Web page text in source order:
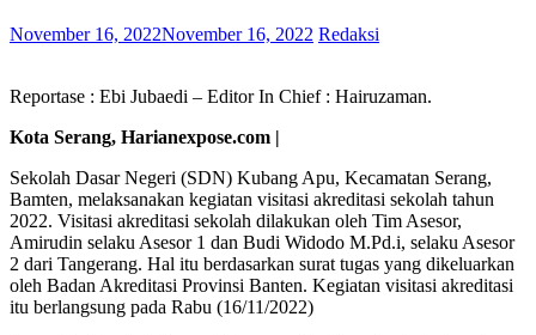
November 16, 2022November 16, 2022 Redaksi
Reportase : Ebi Jubaedi – Editor In Chief : Hairuzaman.
Kota Serang, Harianexpose.com |
Sekolah Dasar Negeri (SDN) Kubang Apu, Kecamatan Serang,
Bamten, melaksanakan kegiatan visitasi akreditasi sekolah tahun
2022. Visitasi akreditasi sekolah dilakukan oleh Tim Asesor,
Amirudin selaku Asesor 1 dan Budi Widodo M.Pd.i, selaku Asesor
2 dari Tangerang. Hal itu berdasarkan surat tugas yang dikeluarkan
oleh Badan Akreditasi Provinsi Banten. Kegiatan visitasi akreditasi
itu berlangsung pada Rabu (16/11/2022)